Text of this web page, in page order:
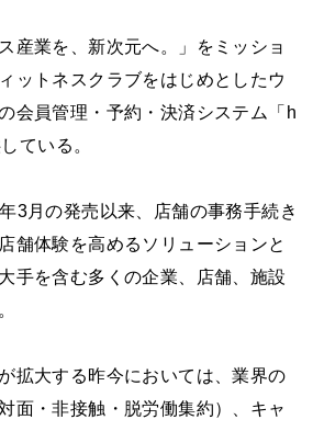
産業を、新次元へ。」をミッショ
ットネスクラブをはじめとしたウ
会員管理・予約・決済システム「h
ている。
3月の発売以来、店舗の事務手続き
舗体験を高めるソリューションと
手を含む多くの企業、店舗、施設
拡大する昨今においては、業界の
面・非接触・脱労働集約）、キャ